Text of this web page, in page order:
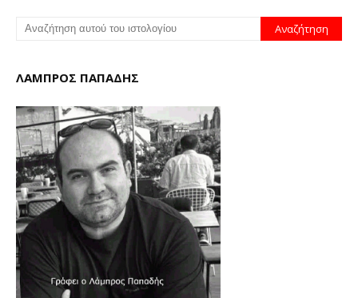
ΛΑΜΠΡΟΣ ΠΑΠΑΔΗΣ